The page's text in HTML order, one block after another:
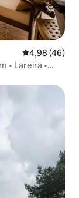
4,98 de uma
4,98 (46)
• Lareira •